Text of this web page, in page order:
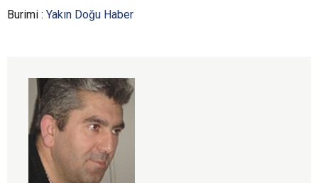
Burimi : Yakın Doğu Haber